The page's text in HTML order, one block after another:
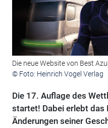
Die neue Website von Best
© Foto: Heinrich Vogel Verlag
Die 17. Auflage des
startet! Dabei erlebt das
Änderungen seiner